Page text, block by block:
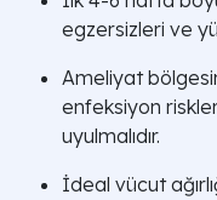
egzersizleri ve
Ameliyat
enfeksiyon
uyulmalıdır.
İdeal vücut